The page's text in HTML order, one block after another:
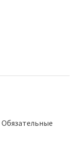
Обязательные